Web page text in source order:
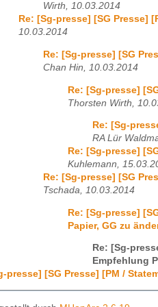
Wirth, 10.03.2014
Re: [Sg-presse] [SG Presse]
10.03.2014
Re: [Sg-presse] [SG
Chan Hin, 10.03.2014
Re: [Sg-presse]
Thorsten Wirth,
Re: [Sg-
RA Lür
Re: [Sg-presse]
Kuhlemann,
Re: [Sg-presse] [SG
Tschada, 10.03.2014
Re: [Sg-presse]
Papier, GG zu
Re: [Sg-
Empfehlung
presse] [SG Presse] [PM /